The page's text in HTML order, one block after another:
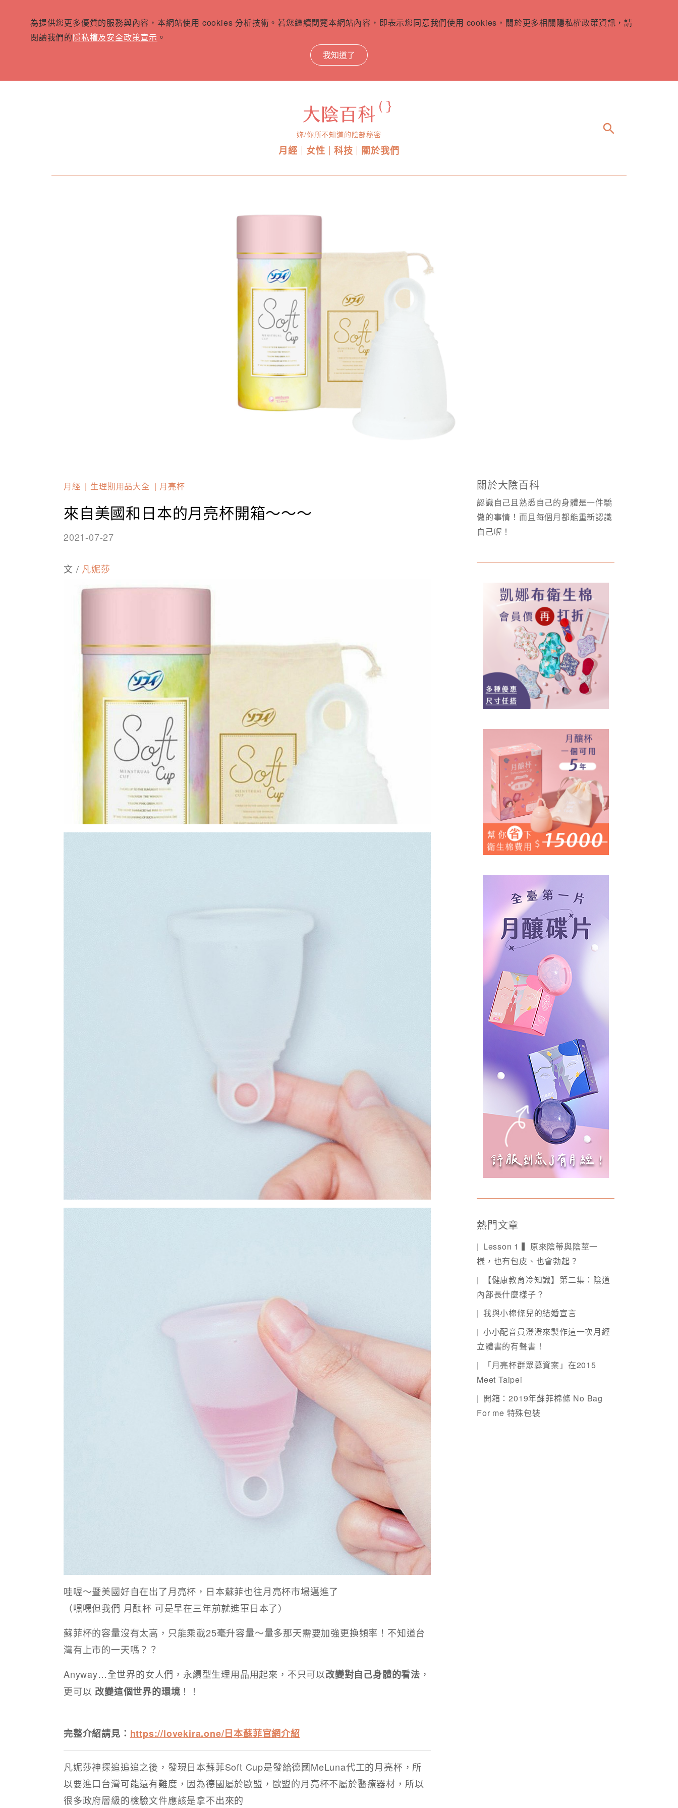
為提供您更多優質的服務與內容，本網站使用 cookies 分析技術。若您繼續閱覽本網站內容，即表示您同意我們使用 cookies，關於更多相關隱私權政策資訊，請
閱讀我們的隱私權及安全政策宣示 。
我知道了
妳/你所不知道的陰部秘密
月經 女性 科技 關於我們
search
月經 生理期用品大全 月亮杯
來自美國和日本的月亮杯開箱～～～
2021-07-27
文 / 凡妮莎
哇喔～暨美國好自在出了月亮杯，日本蘇菲也往月亮杯市場邁進了
（嘿嘿但我們 月釀杯 可是早在三年前就進軍日本了）
蘇菲杯的容量沒有太高，只能乘載25毫升容量～量多那天需要加強更換頻率！不知道台
灣有上市的一天嗎？？
Anyway…全世界的女人們，永續型生理用品用起來，不只可以改變對自己身體的看法 ，
更可以 改變這個世界的環境 ！！
完整介紹請見： https://lovekira.one/日本蘇菲官網介紹
凡妮莎神探追追追之後，發現日本蘇菲Soft Cup是發給德國MeLuna代工的月亮杯，所
以要進口台灣可能還有難度，因為德國屬於歐盟，歐盟的月亮杯不屬於醫療器材，所以
很多政府層級的檢驗文件應該是拿不出來的
關於大陰百科
認識自己且熟悉自己的身體是一件驕
傲的事情！而且每個月都能重新認識
自己喔！
熱門文章
Lesson 1 ▍原來陰蒂與陰莖一
樣，也有包皮、也會勃起？
【健康教育冷知識】第二集：陰道
內部長什麼樣子？
我與小棉條兒的結婚宣言
小小配音員澄澄來製作這一次月經
立體書的有聲書！
「月亮杯群眾募資案」在2015
Meet Taipei
開箱：2019年蘇菲棉條 No Bag
For me 特殊包裝